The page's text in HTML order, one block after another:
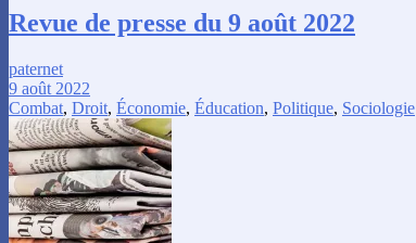
Revue de presse du 9 août 2022
paternet
9 août 2022
Combat, Droit, Économie, Éducation, Politique, Sociologie